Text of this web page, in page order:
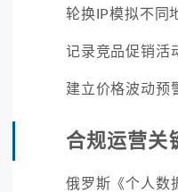
轮换IP模拟不同
记录竞品促销活
建立价格波动预
合规运营关
俄罗斯《个人数